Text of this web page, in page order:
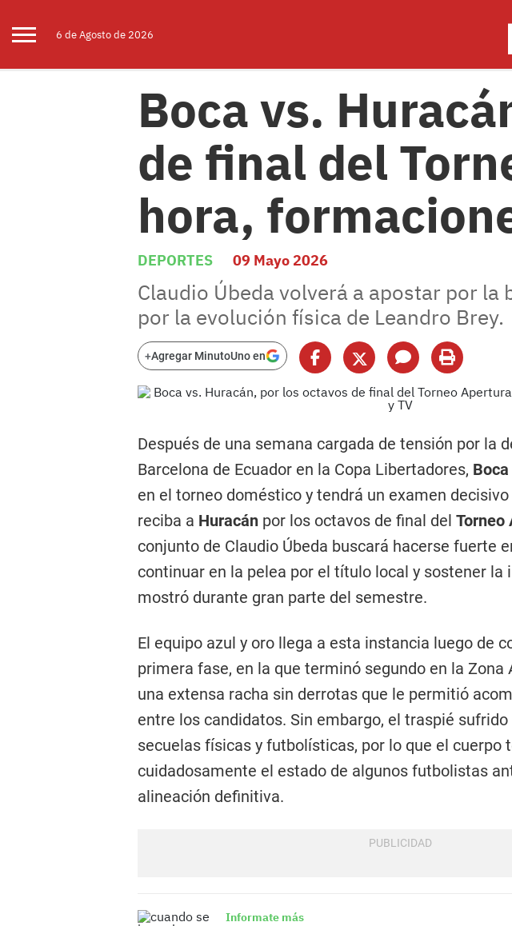
6 deAgostode 2026
Boca vs.
de final del
hora,
DEPORTES 09 Mayo 2026
Claudio Úbeda volverá a apostar por
por la evolución física de Leandro Brey.
+Agregar MinutoUno en
Después de una semana cargada de tensión por la
Barcelona de Ecuador en la Copa Libertadores, Boca
en el torneo doméstico y tendrá un examen
reciba a Huracán por los octavos de final del Torneo
conjunto de Claudio Úbeda buscará hacerse fuerte
continuar en la pelea por el título local y sostener la
mostró durante gran parte del semestre.
El equipo azul y oro llega a esta instancia luego de
primera fase, en la que terminó segundo en la Zona
una extensa racha sin derrotas que le permitió
entre los candidatos. Sin embargo, el traspié
secuelas físicas y futbolísticas, por lo que el cuerpo
cuidadosamente el estado de algunos futbolistas
alineación definitiva.
Informate más